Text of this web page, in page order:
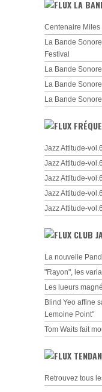
LA
Centenaire
La Bande
Festival
La Bande
La Bande
La Bande
Jazz Attitude-
Jazz Attitude-
Jazz Attitude-
Jazz Attitude-
Jazz Attitude-
CLUB
La nouvelle
"Rayon", les
Les lueurs
Blind Yeo affine
Lemoine Point"
Tom Waits fait
Retrouvez tous